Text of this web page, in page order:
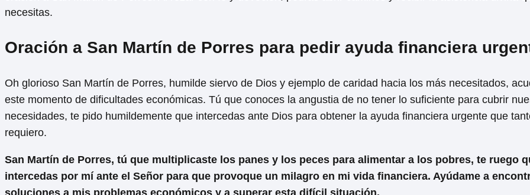
necesitas.
Oración a San Martín de Porres para pedir ayuda financiera
Oh glorioso San Martín de Porres, humilde siervo de Dios y ejemplo de caridad hacia los más necesitados,
este momento de dificultades económicas. Tú que conoces la angustia de no tener lo suficiente para cubrir
necesidades, te pido humildemente que intercedas ante Dios para obtener la ayuda financiera urgente que
requiero.
San Martín de Porres, tú que multiplicaste los panes y los peces para alimentar a los pobres, te ruego
intercedas por mí ante el Señor para que provoque un milagro en mi vida financiera. Ayúdame a
soluciones a mis problemas económicos y a superar esta difícil situación.